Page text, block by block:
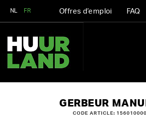
NL FR Offres d’emploi FAQ
GERBEUR
CODE ARTICLE: 156010000